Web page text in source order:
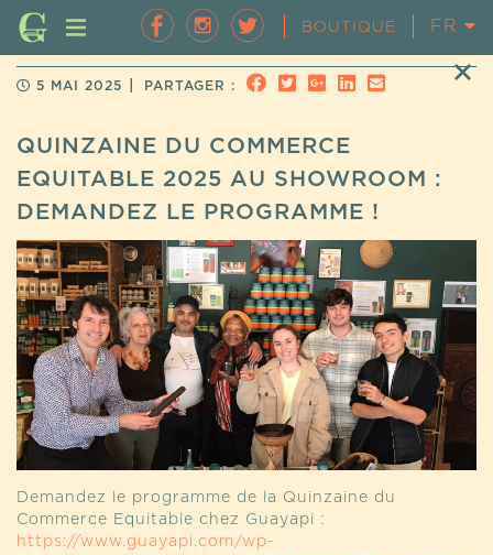
BOUTIQUE FR
EN
5 MAI 2025 PARTAGER :
QUINZAINE DU COMMERCE
EQUITABLE 2025 AU SHOWROOM :
DEMANDEZ LE PROGRAMME !
Demandez le programme de la Quinzaine du
Commerce Equitable chez Guayapi :
https://www.guayapi.com/wp-